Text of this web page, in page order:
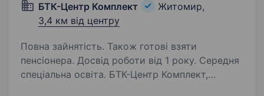
БТК-Центр Комплект
Житомир,
3,4 км від центру
Повна зайнятість. Також готові взяти
пенсіонера. Досвід роботи від 1 року. Середня
спеціальна освіта. БТК-Центр Комплект,